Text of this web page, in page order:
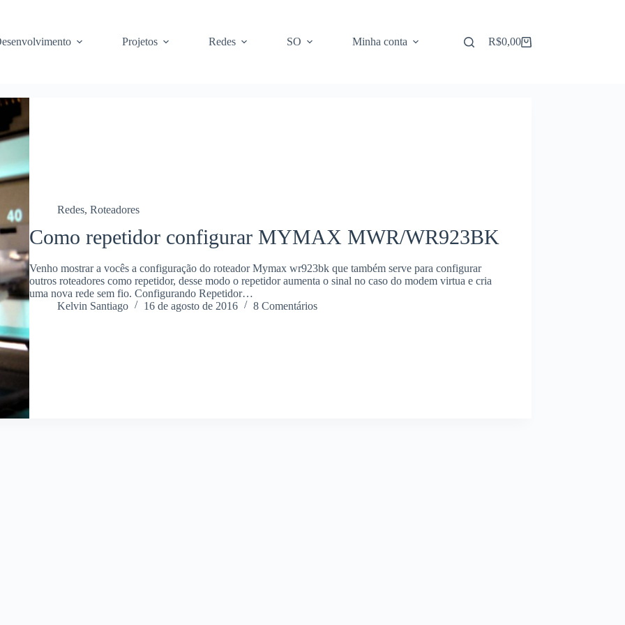
Projetos Redes SO Minha conta Carrinho
R$0,00
Redes, Roteadores
Como repetidor configurar MYMAX MWR/WR923BK
Venho mostrar a vocês a configuração do roteador Mymax wr923bk que também serve para configurar
outros roteadores como repetidor, desse modo o repetidor aumenta o sinal no caso do modem virtua e cria
uma nova rede sem fio. Configurando Repetidor…
Kelvin Santiago
16 de agosto de 2016 8 Comentários